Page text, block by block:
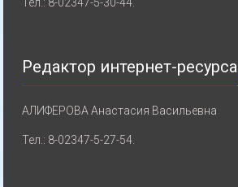
Редактор интернет-ресурса
АЛИФЕРОВА Анастасия Васильевна
Тел.: 8-02347-5-27-54.